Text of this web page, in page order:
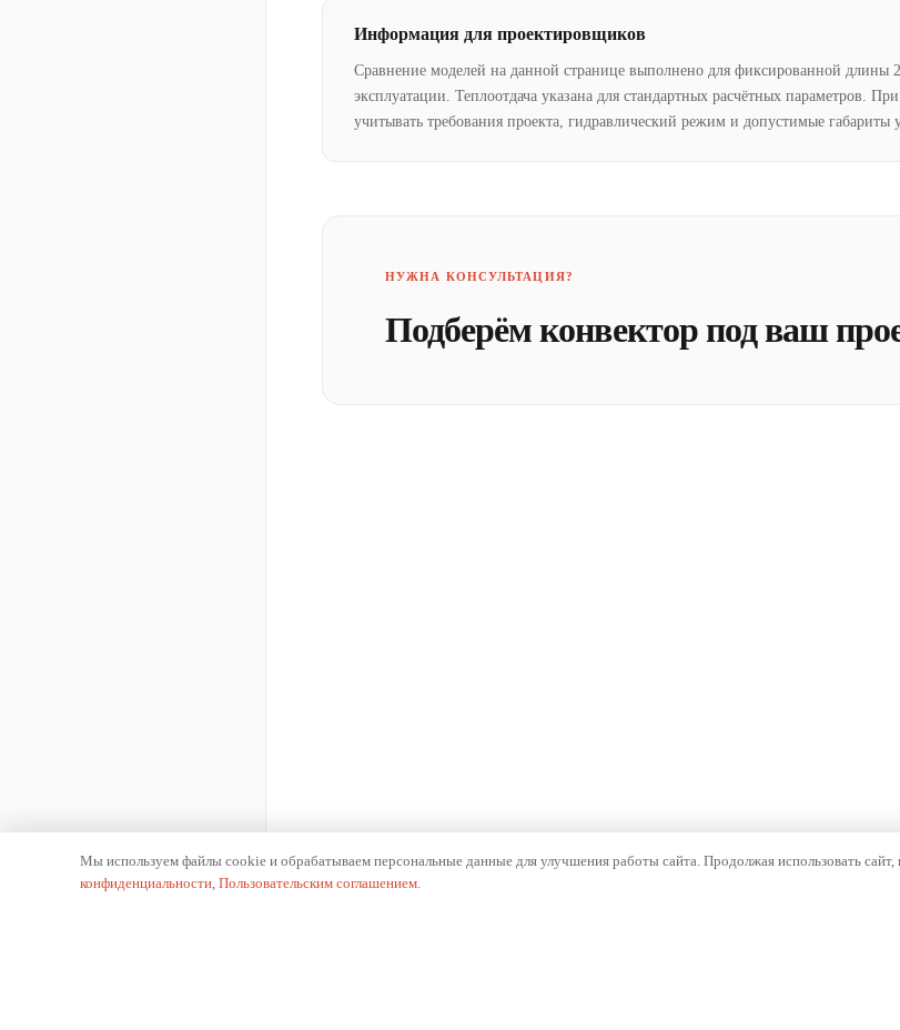
Информация для проектировщиков
Сравнение моделей на данной странице выполнено для фиксированной длины
эксплуатации. Теплоотдача указана для стандартных расчётных параметров.
учитывать требования проекта, гидравлический режим и допустимые габариты
НУЖНА КОНСУЛЬТАЦИЯ?
Подберём конвектор под ваш
Мы используем файлы cookie и обрабатываем персональные данные для улучшения работы сайта. Продолжая использовать сайт,
конфиденциальности, Пользовательским соглашением.